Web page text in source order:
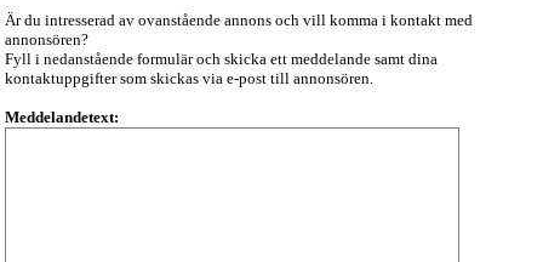
Är du intresserad av ovanstående annons och vill komma i kontakt med
annonsören?
Fyll i nedanstående formulär och skicka ett meddelande samt dina
kontaktuppgifter som skickas via e-post till annonsören.
Meddelandetext: